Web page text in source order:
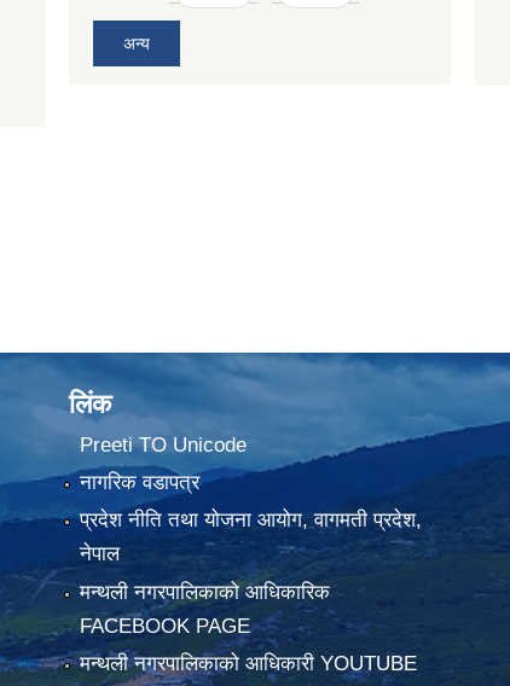
अन्य
लिंक
Preeti TO Unicode
नागरिक वडापत्र
प्रदेश नीति तथा योजना आयोग, वागमती प्रदेश,
नेपाल
मन्थली नगरपालिकाको आधिकारिक
FACEBOOK PAGE
मन्थली नगरपालिकाको आधिकारी YOUTUBE